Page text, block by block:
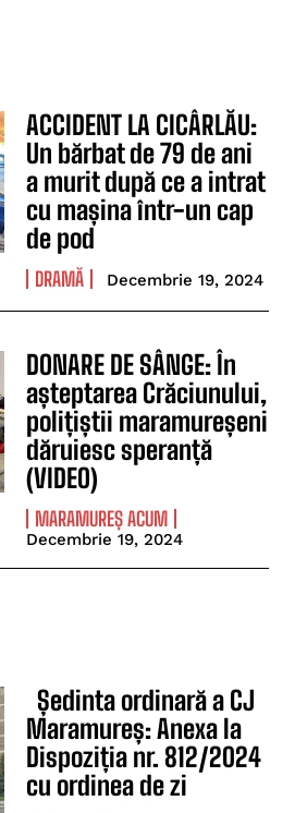
ACCIDENT LA CICÂRLĂU:
Un bărbat de 79 de ani
a murit după ce a intrat
cu mașina într-un cap
de pod
DRAMĂ Decembrie 19, 2024
DONARE DE SÂNGE: În
așteptarea Crăciunului,
polițiștii maramureșeni
dăruiesc speranță
(VIDEO)
MARAMUREȘ ACUM
Decembrie 19, 2024
Ședinta ordinară a CJ
Maramureș: Anexa la
Dispoziția nr. 812/2024
cu ordinea de zi